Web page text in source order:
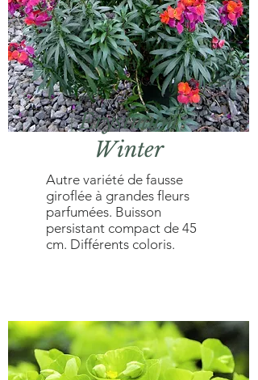
Erysimum
Winter
Autre variété de fausse
giroflée à grandes fleurs
parfumées. Buisson
persistant compact de 45
cm. Différents coloris.